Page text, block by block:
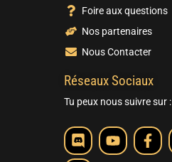
Foire aux questions
Nos partenaires
Nous Contacter
Réseaux Sociaux
Tu peux nous suivre sur :